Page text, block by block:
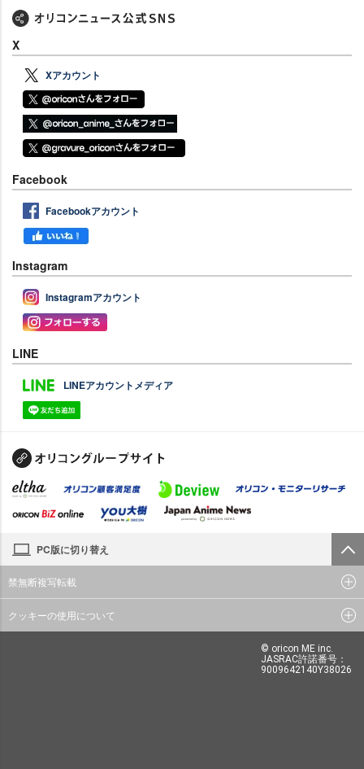
X
Xアカウント
Facebook
Facebookアカウント
Instagram
Instagramアカウント
LINE
LINEアカウントメディア
PC版に切り替え
禁無断複写転載
クッキーの使用について
© oricon ME inc.
JASRAC許諾番号：
9009642140Y38026